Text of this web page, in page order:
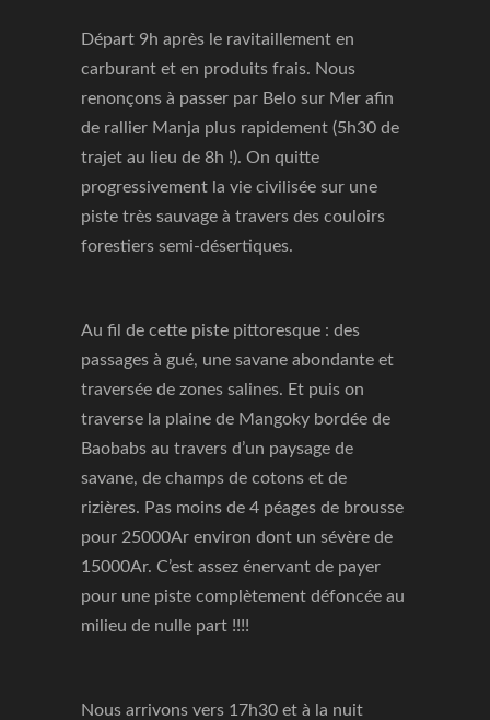
Départ 9h après le ravitaillement en
carburant et en produits frais. Nous
renonçons à passer par Belo sur Mer afin
de rallier Manja plus rapidement (5h30 de
trajet au lieu de 8h !). On quitte
progressivement la vie civilisée sur une
piste très sauvage à travers des couloirs
forestiers semi-désertiques.
Au fil de cette piste pittoresque : des
passages à gué, une savane abondante et
traversée de zones salines. Et puis on
traverse la plaine de Mangoky bordée de
Baobabs au travers d’un paysage de
savane, de champs de cotons et de
rizières. Pas moins de 4 péages de brousse
pour 25000Ar environ dont un sévère de
15000Ar. C’est assez énervant de payer
pour une piste complètement défoncée au
milieu de nulle part !!!!
Nous arrivons vers 17h30 et à la nuit